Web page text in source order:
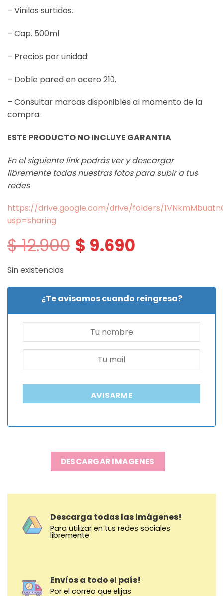
– Vinilos surtidos.
– Cap. 500ml
– Precios por unidad
– Doble pared en acero 210.
– Consultar marcas disponibles al momento de la
compra.
ESTE PRODUCTO NO INCLUYE GARANTIA
En el siguiente link podrás ver y descargar
libremente todas nuestras fotos para subir a tus
redes
https://drive.google.com/drive/folders/
usp=sharing
$12.900 El
precio
original
$ 9.690El
precio
Sin existencias
¿Te avisamos cuando reingresa?
AVISARME
DESCARGAR IMAGENES
Descarga todas las imágenes!
Para utilizar en tus redes sociales
libremente
Envíos a todo el país!
Por el correo que elijas